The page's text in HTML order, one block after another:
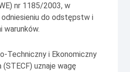
nr 1185/2003, w
do odstępstw i
warunków.
Techniczny i Ekonomiczny
uznaje wagę